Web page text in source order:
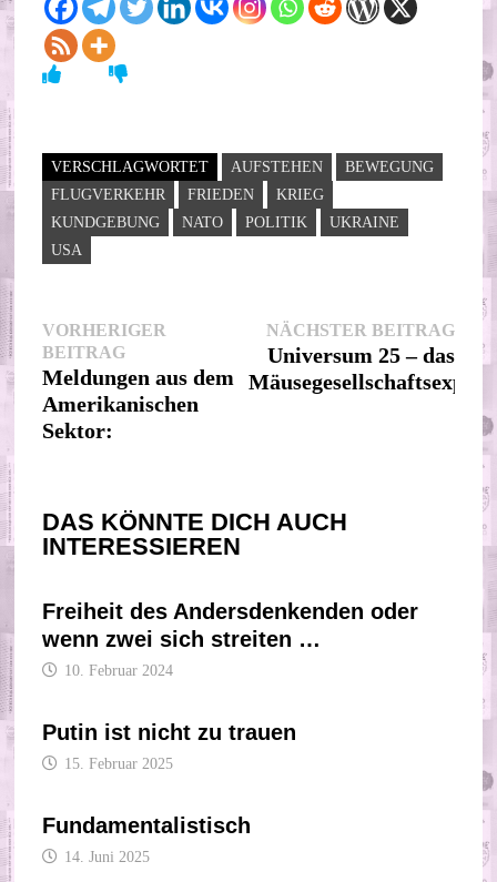
VERSCHLAGWORTET AUFSTEHEN
BEWEGUNG
FLUGVERKEHR
FRIEDEN
KRIEG
KUNDGEBUNG
NATO POLITIK
UKRAINE
USA
Beitragsnavigation
VORHERIGER
BEITRAGVorheriger
Beitrag:
Meldungen aus dem
Amerikanischen
Sektor:
NÄCHSTER BEITRAG
Universum 25 – das
DAS KÖNNTE DICH AUCH
INTERESSIEREN
Freiheit des Andersdenkenden oder
wenn zwei sich streiten …
10. Februar 2024
Putin ist nicht zu trauen
15. Februar 2025
Fundamentalistisch
14. Juni 2025